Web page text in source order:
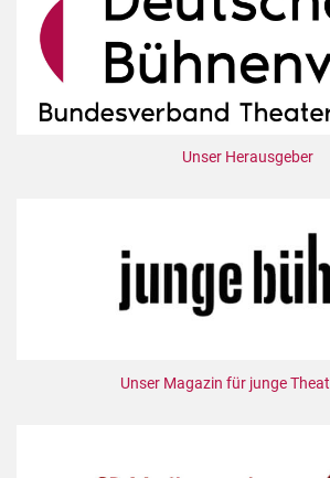
Unser Herausgeber
Unser Magazin für junge